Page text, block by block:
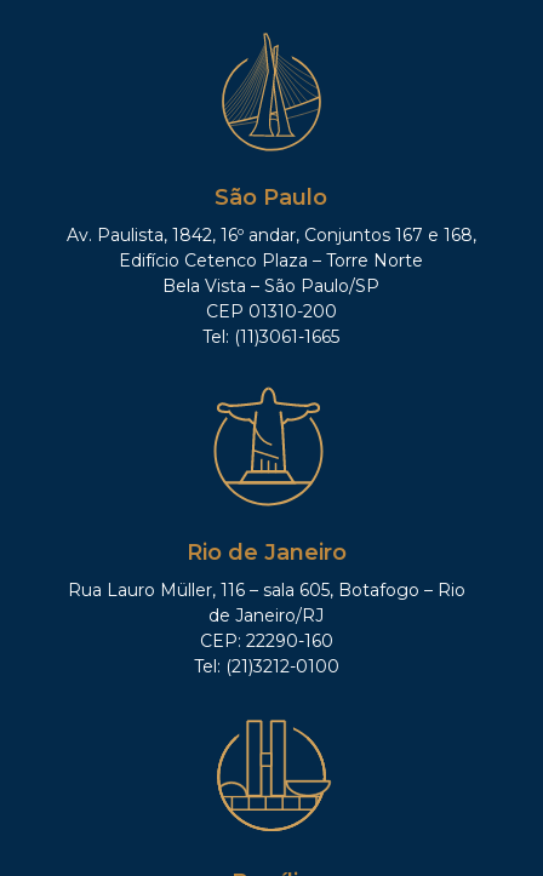
São Paulo
Av. Paulista, 1842, 16º andar, Conjuntos 167 e 168,
Edifício Cetenco Plaza – Torre Norte
Bela Vista – São Paulo/SP
CEP 01310-200
Tel: (11)3061-1665
Rio de Janeiro
Rua Lauro Müller, 116 – sala 605, Botafogo – Rio
de Janeiro/RJ
CEP: 22290-160
Tel: (21)3212-0100